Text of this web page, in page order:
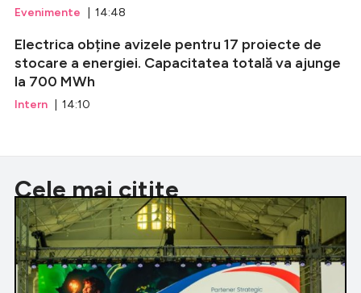
Evenimente | 14:48
Electrica obține avizele pentru 17 proiecte de
stocare a energiei. Capacitatea totală va ajunge
la 700 MWh
Intern | 14:10
Cele mai citite